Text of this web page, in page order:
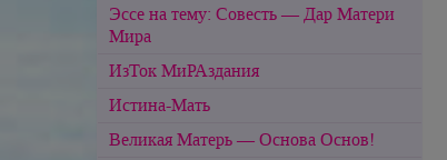
Эссе на тему: Совесть — Дар Матери
Мира
ИзТок МиРАздания
Истина-Мать
Великая Матерь — Основа Основ!